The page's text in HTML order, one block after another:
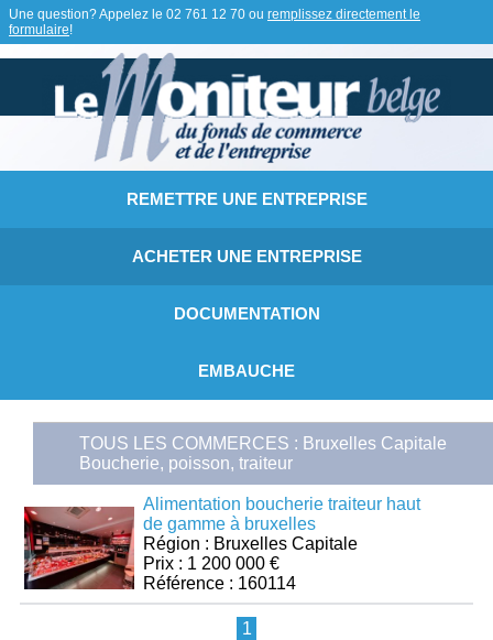
Une question? Appelez le 02 761 12 70 ou remplissez directement le
formulaire!
REMETTRE UNE ENTREPRISE
ACHETER UNE ENTREPRISE
DOCUMENTATION
EMBAUCHE
TOUS LES COMMERCES : Bruxelles Capitale
Boucherie, poisson, traiteur
Alimentation boucherie traiteur haut
de gamme à bruxelles
Région : Bruxelles Capitale
Prix : 1 200 000 €
Référence : 160114
1